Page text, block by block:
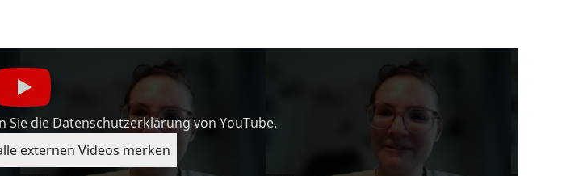
Sie die Datenschutzerklärung von YouTube.
externen Videos merken